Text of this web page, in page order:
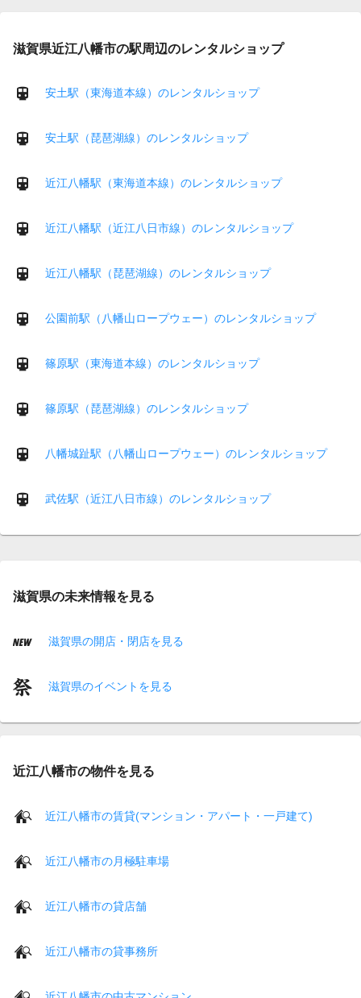
滋賀県近江八幡市の駅周辺のレンタルショップ
安土駅（東海道本線）のレンタルショップ
安土駅（琵琶湖線）のレンタルショップ
近江八幡駅（東海道本線）のレンタルショップ
近江八幡駅（近江八日市線）のレンタルショップ
近江八幡駅（琵琶湖線）のレンタルショップ
公園前駅（八幡山ロープウェー）のレンタルショップ
篠原駅（東海道本線）のレンタルショップ
篠原駅（琵琶湖線）のレンタルショップ
八幡城趾駅（八幡山ロープウェー）のレンタルショップ
武佐駅（近江八日市線）のレンタルショップ
滋賀県の未来情報を見る
滋賀県の開店・閉店を見る
滋賀県のイベントを見る
近江八幡市の物件を見る
近江八幡市の賃貸(マンション・アパート・一戸建て)
近江八幡市の月極駐車場
近江八幡市の貸店舗
近江八幡市の貸事務所